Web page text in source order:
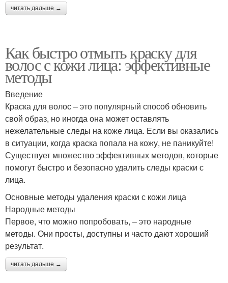
читать дальше →
Как быстро отмыть краску для
волос с кожи лица: эффективные
методы
Введение
Краска для волос – это популярный способ обновить
свой образ, но иногда она может оставлять
нежелательные следы на коже лица. Если вы оказались
в ситуации, когда краска попала на кожу, не паникуйте!
Существует множество эффективных методов, которые
помогут быстро и безопасно удалить следы краски с
лица.
Основные методы удаления краски с кожи лица
Народные методы
Первое, что можно попробовать, – это народные
методы. Они просты, доступны и часто дают хороший
результат.
читать дальше →